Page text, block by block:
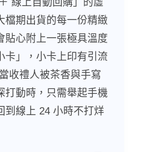
檔期出貨的每一份精緻
貼心附上一張極具溫度
卡」，小卡上印有引流
收禮人被茶香與手寫
打動時，只需舉起手機
到線上 24 小時不打烊